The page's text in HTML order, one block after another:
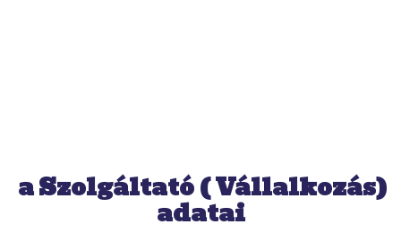
a Szolgáltató ( Vállalkozás)
adatai